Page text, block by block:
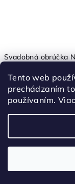
Tento web
prechádzaním
používaním.
Svadobná obrúčka
49 50 51 52